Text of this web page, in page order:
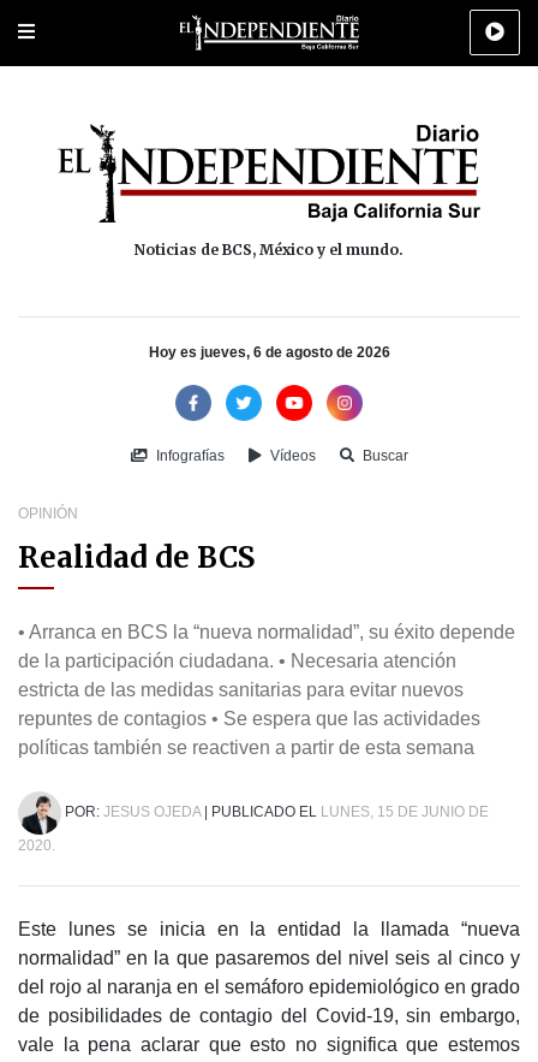
Portada Los Cabos Policiaca Deportes Cultura
Noticias de BCS, México y el mundo.
Hoy es jueves, 6 de agosto de 2026
Infografías Vídeos Buscar
OPINIÓN
Realidad de BCS
• Arranca en BCS la “nueva normalidad”, su éxito depende
de la participación ciudadana. • Necesaria atención
estricta de las medidas sanitarias para evitar nuevos
repuntes de contagios • Se espera que las actividades
políticas también se reactiven a partir de esta semana
POR: JESUS OJEDA| PUBLICADO EL LUNES, 15 DE JUNIO DE
2020.
Este lunes se inicia en la entidad la llamada “nueva
normalidad” en la que pasaremos del nivel seis al cinco y
del rojo al naranja en el semáforo epidemiológico en grado
de posibilidades de contagio del Covid-19, sin embargo,
vale la pena aclarar que esto no significa que estemos